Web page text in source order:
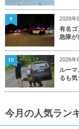
2026年
有名
急隊が
9
2026年
ルーマ
るも気
10
今月の人気ラン